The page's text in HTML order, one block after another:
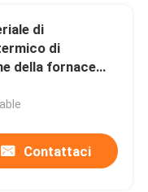
di
di
della fornace
catodo di Fuel
Contattaci